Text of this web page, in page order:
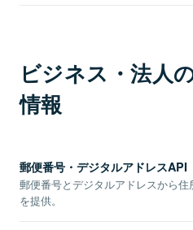
ビジネス・法人
情報
郵便番号・デジタルアドレスAPI
郵便番号とデジタルアドレスから
を提供。